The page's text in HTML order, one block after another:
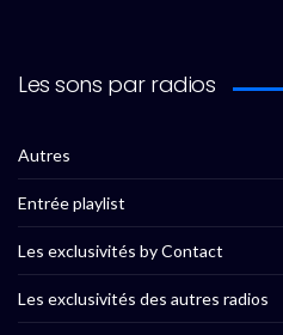
Les sons par radios
Autres
Entrée playlist
Les exclusivités by Contact
Les exclusivités des autres radios